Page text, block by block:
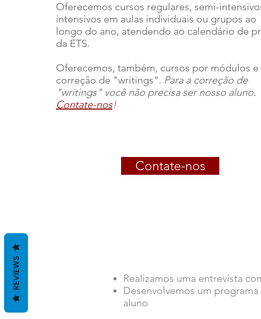
Oferecemos cursos regulares, semi-
intensivos em aulas individuais ou grupos ao
longo do ano, atendendo ao calendário de
da ETS.
Oferecemos, também, cursos por módulos e
correção de "writings". Para a correção de
"writings" você não precisa ser nosso aluno.
Contate-nos!
Contate-nos
Realizamos uma entrevista
Desenvolvemos um
aluno
REVIEWS